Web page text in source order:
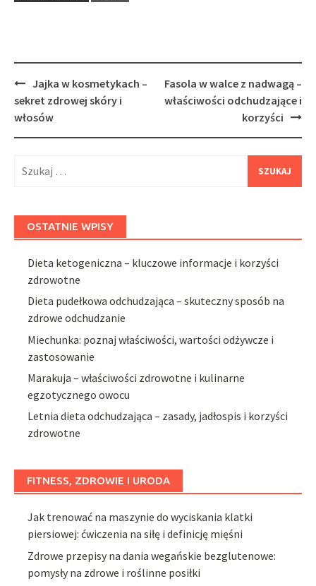
Post
navigation
Jajka w kosmetykach –
sekret zdrowej skóry i
włosów
Fasola w walce z nadwagą –
właściwości odchudzające i
korzyści
OSTATNIE WPISY
Dieta ketogeniczna – kluczowe informacje i korzyści
zdrowotne
Dieta pudełkowa odchudzająca – skuteczny sposób na
zdrowe odchudzanie
Miechunka: poznaj właściwości, wartości odżywcze i
zastosowanie
Marakuja – właściwości zdrowotne i kulinarne
egzotycznego owocu
Letnia dieta odchudzająca – zasady, jadłospis i korzyści
zdrowotne
FITNESS, ZDROWIE I URODA
Jak trenować na maszynie do wyciskania klatki
piersiowej: ćwiczenia na siłę i definicję mięśni
Zdrowe przepisy na dania wegańskie bezglutenowe:
pomysły na zdrowe i roślinne posiłki